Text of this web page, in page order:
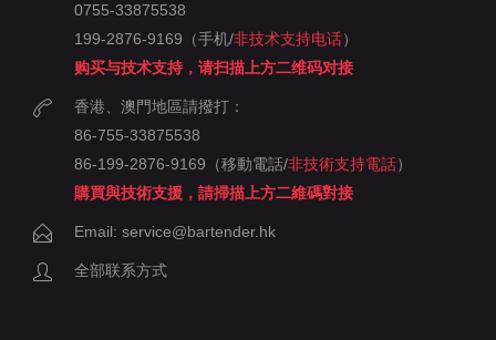
0755-33875538
199-2876-9169（手机/非技术支持电话）
购买与技术支持，请扫描上方二维码对接
香港、澳門地區請撥打：
86-755-33875538
86-199-2876-9169（移動電話/非技術支持電話）
購買與技術支援，請掃描上方二維碼對接
Email: service@bartender.hk
全部联系方式